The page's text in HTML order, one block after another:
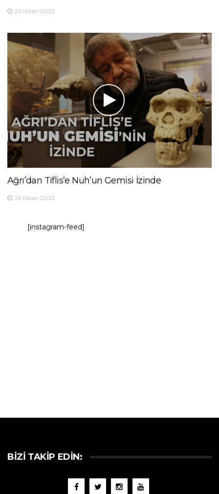
26 Nisan 2023
Ağrı’dan Tiflis’e Nuh’un Gemisi İzinde
26 Nisan 2023
[instagram-feed]
BIZI TAKIP EDIN: